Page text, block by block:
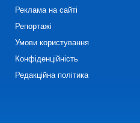
Реклама на сайті
Репортажі
Умови користування
Конфіденційність
Редакційна політика